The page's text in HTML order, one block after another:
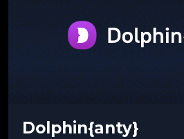
Dolphin{anty}